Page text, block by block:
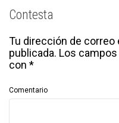
Contesta
Tu dirección de
publicada. Los
con *
Comentario